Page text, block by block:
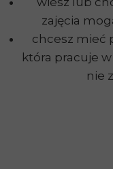
zajęcia
chcesz mieć
która pracuje
nie